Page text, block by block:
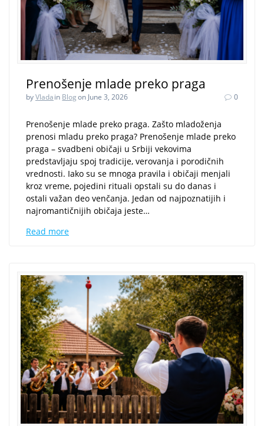
Prenošenje mlade preko praga
byVladain Blogon June 3, 2026 0
Prenošenje mlade preko praga. Zašto mladoženja
prenosi mladu preko praga? Prenošenje mlade preko
praga – svadbeni običaji u Srbiji vekovima
predstavljaju spoj tradicije, verovanja i porodičnih
vrednosti. Iako su se mnoga pravila i običaji menjali
kroz vreme, pojedini rituali opstali su do danas i
ostali važan deo venčanja. Jedan od najpoznatijih i
najromantičnijih običaja jeste…
Read more